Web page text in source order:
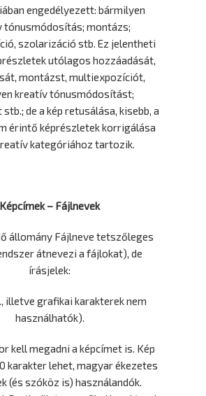
engedélyezett: bármilyen
tónusmódosítás; montázs;
szolarizáció stb. Ez jelentheti
utólagos hozzáadását,
montázst, multiexpozíciót,
kreatív tónusmódosítást;
de a kép retusálása, kisebb, a
érintő képrészletek korrigálása
kategóriához tartozik.
Képcímek – Fájlnevek
állomány Fájlneve tetszőleges
átnevezi a fájlokat), de
írásjelek:
illetve grafikai karakterek nem
használhatók).
kell megadni a képcímet is. Kép
karakter lehet, magyar ékezetes
(és szóköz is) használandók.